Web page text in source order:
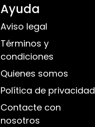
Ayuda
Aviso legal
Términos y
condiciones
Quienes somos
Política de privacidad
Contacte con
nosotros